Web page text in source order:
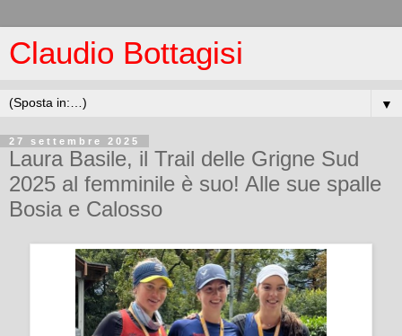
Claudio Bottagisi
▼
27 settembre 2025
Laura Basile, il Trail delle Grigne Sud
2025 al femminile è suo! Alle sue spalle
Bosia e Calosso